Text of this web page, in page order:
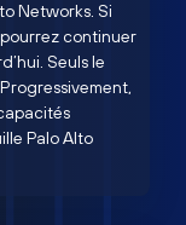
Networks. Si
continuer
Seuls le
Palo Alto